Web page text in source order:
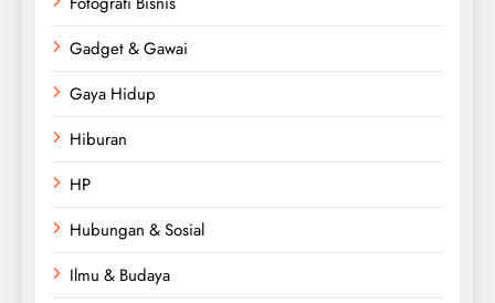
Gadget & Gawai
Gaya Hidup
Hiburan
HP
Hubungan & Sosial
Ilmu & Budaya